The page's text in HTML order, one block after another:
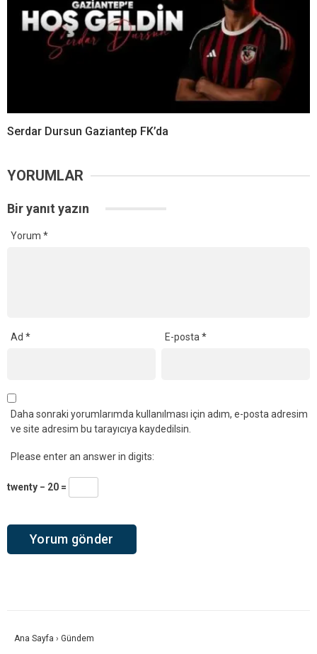
Serdar Dursun Gaziantep FK’da
YORUMLAR
Bir yanıt yazın
Yorum *
Ad * E-posta*
Daha sonraki yorumlarımda kullanılması için adım, e-posta adresim
ve site adresim bu tarayıcıya kaydedilsin.
Please enter an answer in digits:
twenty − 20 =
Ana Sayfa › Gündem